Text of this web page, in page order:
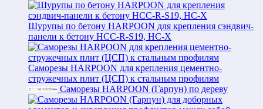
Шурупы по бетону HARPOON для крепления сэндвич-
панели к бетону HCC-R-S19, HC-X
Саморезы HARPOON для крепления цементно-
стружечных плит (ЦСП) к стальным профилям
Саморезы HARPOON (Гарпун) по дереву